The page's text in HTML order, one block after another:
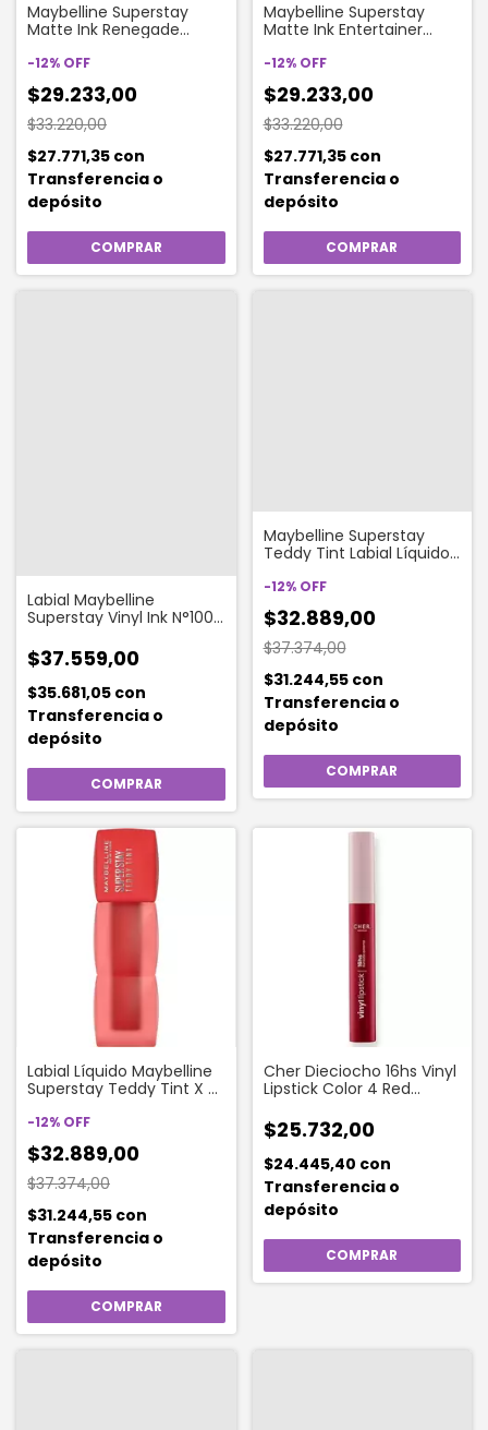
Maybelline Superstay
Matte Ink Renegade
Duración
-12% OFF
$29.233,00
$33.220,00
$27.771,35 con
Transferencia o
depósito
Maybelline Superstay
Matte Ink Entertainer
Duración
-12% OFF
$29.233,00
$33.220,00
$27.771,35 con
Transferencia o
depósito
Labial Maybelline
Superstay Vinyl Ink N°100
$37.559,00
$35.681,05 con
Transferencia o
depósito
Maybelline Superstay
Teddy Tint Labial Líquido
-12% OFF
$32.889,00
$37.374,00
$31.244,55 con
Transferencia o
depósito
Labial Líquido Maybelline
Superstay Teddy Tint X 5
-12% OFF
$32.889,00
$37.374,00
$31.244,55 con
Transferencia o
depósito
Cher Dieciocho 16hs Vinyl
Lipstick Color 4 Red
$25.732,00
$24.445,40 con
Transferencia o
depósito